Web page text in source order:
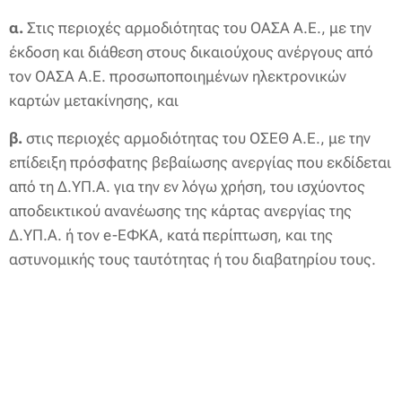
α. Στις περιοχές αρμοδιότητας του ΟΑΣΑ Α.Ε., με την
έκδοση και διάθεση στους δικαιούχους ανέργους από
τον ΟΑΣΑ Α.Ε. προσωποποιημένων ηλεκτρονικών
καρτών μετακίνησης, και
β. στις περιοχές αρμοδιότητας του ΟΣΕΘ Α.Ε., με την
επίδειξη πρόσφατης βεβαίωσης ανεργίας που εκδίδεται
από τη Δ.ΥΠ.Α. για την εν λόγω χρήση, του ισχύοντος
αποδεικτικού ανανέωσης της κάρτας ανεργίας της
Δ.ΥΠ.Α. ή τον e-EΦΚΑ, κατά περίπτωση, και της
αστυνομικής τους ταυτότητας ή του διαβατηρίου τους.